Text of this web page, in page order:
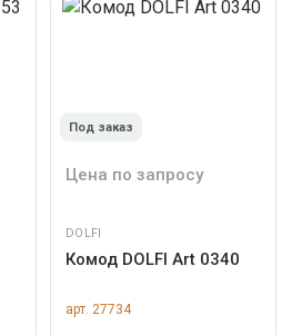
Под заказ
Цена по запросу
DOLFI
Комод DOLFI Art 0340
арт. 27734